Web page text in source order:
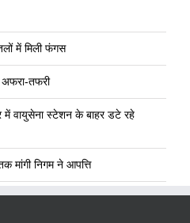
में मिली फंगस
तफरी
वायुसेना स्टेशन के बाहर डटे रहे
मांगी निगम ने आपत्ति